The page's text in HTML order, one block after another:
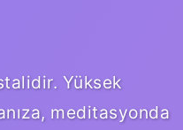
Yüksek
meditasyonda